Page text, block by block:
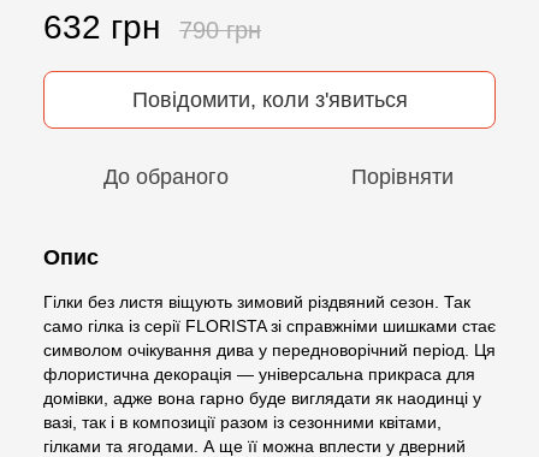
632 грн 790 грн
Повідомити, коли з'явиться
До обраного Порівняти
Опис
Гілки без листя віщують зимовий різдвяний сезон. Так
само гілка із серії FLORISTA зі справжніми шишками стає
символом очікування дива у передноворічний період. Ця
флористична декорація — універсальна прикраса для
домівки, адже вона гарно буде виглядати як наодинці у
вазі, так і в композиції разом із сезонними квітами,
гілками та ягодами. А ще її можна вплести у дверний